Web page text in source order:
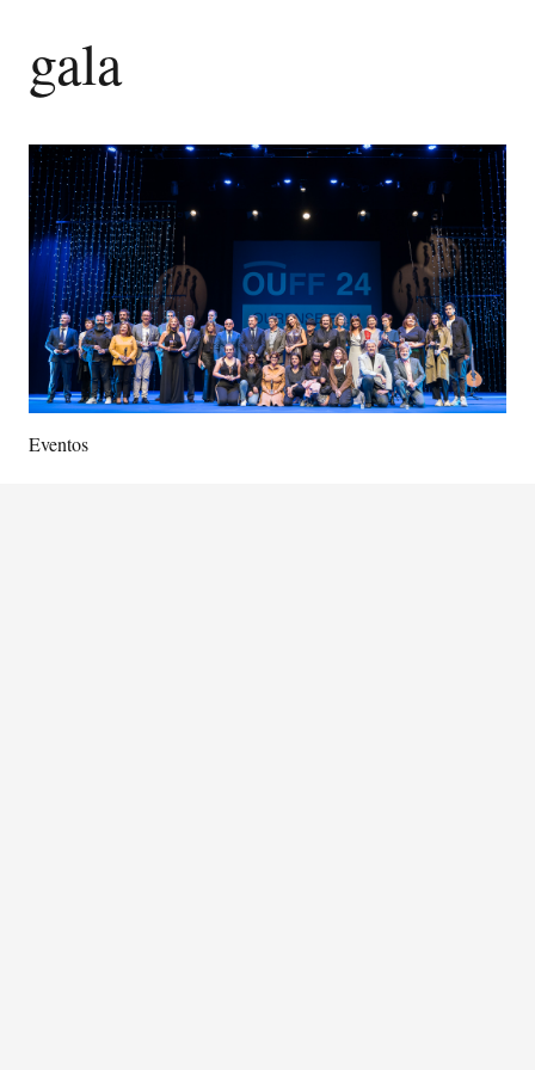
gala
Eventos